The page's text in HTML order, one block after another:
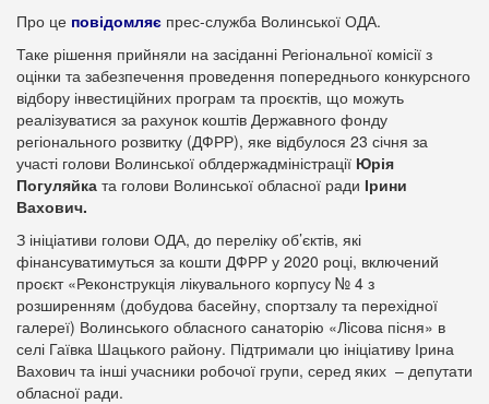
Про це повідомляє прес-служба Волинської ОДА.
Таке рішення прийняли на засіданні Регіональної комісії з
оцінки та забезпечення проведення попереднього конкурсного
відбору інвестиційних програм та проєктів, що можуть
реалізуватися за рахунок коштів Державного фонду
регіонального розвитку (ДФРР), яке відбулося 23 січня за
участі голови Волинської облдержадміністрації Юрія
Погуляйка та голови Волинської обласної ради Ірини
Вахович.
З ініціативи голови ОДА, до переліку об’єктів, які
фінансуватимуться за кошти ДФРР у 2020 році, включений
проєкт «Реконструкція лікувального корпусу № 4 з
розширенням (добудова басейну, спортзалу та перехідної
галереї) Волинського обласного санаторію «Лісова пісня» в
селі Гаївка Шацького району. Підтримали цю ініціативу Ірина
Вахович та інші учасники робочої групи, серед яких – депутати
обласної ради.